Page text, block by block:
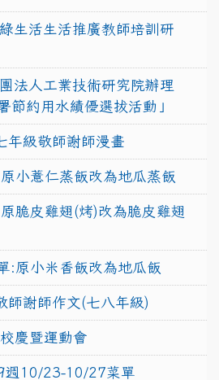
生活生活推廣教師培訓研
法人工業技術研究院辦理
節約用水績優選拔活動」
年級敬師謝師漫畫
小薏仁蒸飯改為地瓜蒸飯
脆皮雞翅(烤)改為脆皮雞翅
:原小米香飯改為地瓜飯
師謝師作文(七八年級)
慶暨運動會
週10/23-10/27菜單